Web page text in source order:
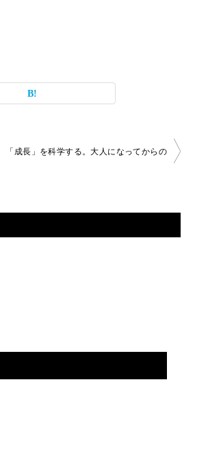
「成長」を科学する。大人になってからの